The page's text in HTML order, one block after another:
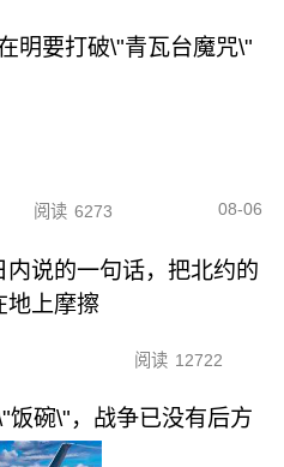
明要打破\"青瓦台魔咒\"
阅读 6273 08-06
内说的一句话，把北约的
地上摩擦
阅读 12722
饭碗\"，战争已没有后方